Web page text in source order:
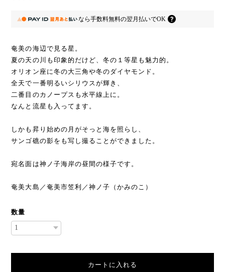
なら手数料無料の翌月払いでOK
奄美の海辺で見る星。
夏の天の川も印象的だけど、冬の１等星も魅力的。
オリオン座に冬の大三角や冬のダイヤモンド。
全天で一番明るいシリウスが輝き、
二番目のカノープスも水平線上に。
なんと流星も入ってます。
しかも昇り始めの月がそっと海を照らし、
サンゴ礁の影をも写し撮ることができました。
宛名面は神ノ子海岸の昼間の様子です。
奄美大島／奄美市笠利／神ノ子（かみのこ）
数量
カートに入れる